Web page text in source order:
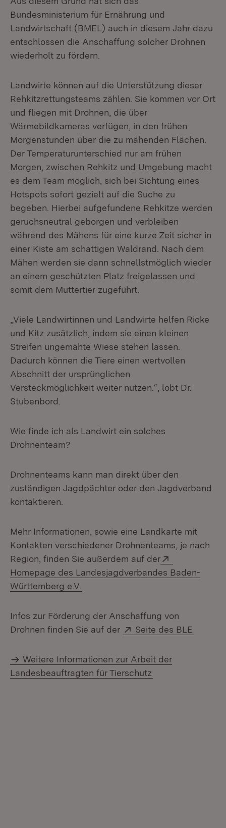
Bundesministerium für Ernährung und
Landwirtschaft (BMEL) auch in diesem Jahr dazu
entschlossen die Anschaffung solcher Drohnen
wiederholt zu fördern.
Landwirte können auf die Unterstützung dieser
Rehkitzrettungsteams zählen. Sie kommen vor Ort
und fliegen mit Drohnen, die über
Wärmebildkameras verfügen, in den frühen
Morgenstunden über die zu mähenden Flächen.
Der Temperaturunterschied nur am frühen
Morgen, zwischen Rehkitz und Umgebung macht
es dem Team möglich, sich bei Sichtung eines
Hotspots sofort gezielt auf die Suche zu
begeben. Hierbei aufgefundene Rehkitze werden
geruchsneutral geborgen und verbleiben
während des Mähens für eine kurze Zeit sicher in
einer Kiste am schattigen Waldrand. Nach dem
Mähen werden sie dann schnellstmöglich wieder
an einem geschützten Platz freigelassen und
somit dem Muttertier zugeführt.
„Viele Landwirtinnen und Landwirte helfen Ricke
und Kitz zusätzlich, indem sie einen kleinen
Streifen ungemähte Wiese stehen lassen.
Dadurch können die Tiere einen wertvollen
Abschnitt der ursprünglichen
Versteckmöglichkeit weiter nutzen.“, lobt Dr.
Stubenbord.
Wie finde ich als Landwirt ein solches
Drohnenteam?
Drohnenteams kann man direkt über den
zuständigen Jagdpächter oder den Jagdverband
kontaktieren.
Mehr Informationen, sowie eine Landkarte mit
Kontakten verschiedener Drohnenteams, je nach
Region, finden Sie außerdem auf der
Homepage des Landesjagdverbandes Baden-
Württemberg e.V.
Infos zur Förderung der Anschaffung von
Drohnen finden Sie auf der
Extern:
Seite des BLE
Weitere Informationen zur Arbeit der
Landesbeauftragten für Tierschutz